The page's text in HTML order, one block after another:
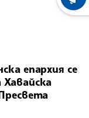
епархия се